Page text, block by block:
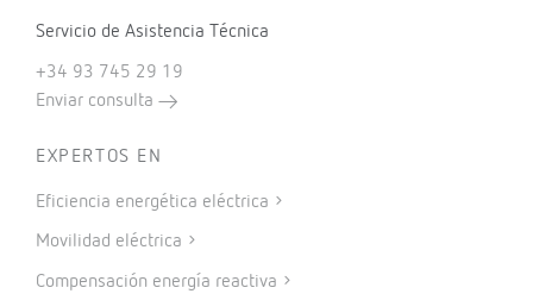
Servicio de Asistencia Técnica
+34 93 745 29 19
Enviar consulta
EXPERTOS EN
Eficiencia energética eléctrica
Movilidad eléctrica
Compensación energía reactiva